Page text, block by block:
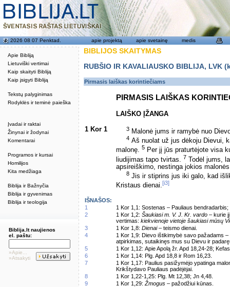
Apie Bibliją
Lietuviški vertimai
Kaip skaityti Bibliją
Kaip įsigyti Bibliją
Tekstų palyginimas
Rodyklės ir teminė paieška
Įvadai ir raktai
Žinynai ir žodynai
Komentarai
Programos ir kursai
Homilijos
Kita medžiaga
Biblija ir Bažnyčia
Biblija ir gyvenimas
Biblija ir teologija
2026 08 07 Penktad. apie projektą apie svetainę medis
Biblija.lt naujienos
el. paštu:
»Apie...
»Atsakyti
BIBLIJOS SKAITYMAS
RUBŠIO IR KAVALIAUSKO BIBLIJA,
Pirmasis laiškas korintiečiams
PIRMASIS LAIŠKAS
LAIŠKO ĮŽANGA
1 Kor 1 3 Malonė jums ir ramybė nuo
4 Aš nuolat už jus dėkoju Dievui,
malonę. 5 Per jį jūs praturtėjote visa
liudijimas tapo tvirtas. 7 Todėl jums,
apsireiškimo, nestinga jokios
8 Jis ir stiprins jus iki galo, kad
Kristaus dienai.[i3]
IŠNAŠOS:
1
1 Kor 1,1: Sostenas – Pauliaus
2
1 Kor 1,2: Šaukiasi m. V. J. Kr. vardo – kurie
vertimas: kiekvienoje vietoje šaukiasi mūsų
3
1 Kor 1,8: Dienai– teismo dienai.
4
1 Kor 1,9: Dievo ištikimybė savo pažadams
atpirkimas, sutaikinęs mus su Dievu ir
5
1 Kor 1,12: Apie Apolą žr. Apd 18,24-28;
6
1 Kor 1,14: Plg. Apd 18,8 ir Rom 16,23.
7
1 Kor 1,17: Paulius pasižymėjo ypatinga
Krikštydavo Pauliaus padėjėjai.
8
1 Kor 1,22-1,25: Plg. Mt 12,38; Jn 4,48.
9
1 Kor 1,29: Žmogus – pažodžiui kūnas.